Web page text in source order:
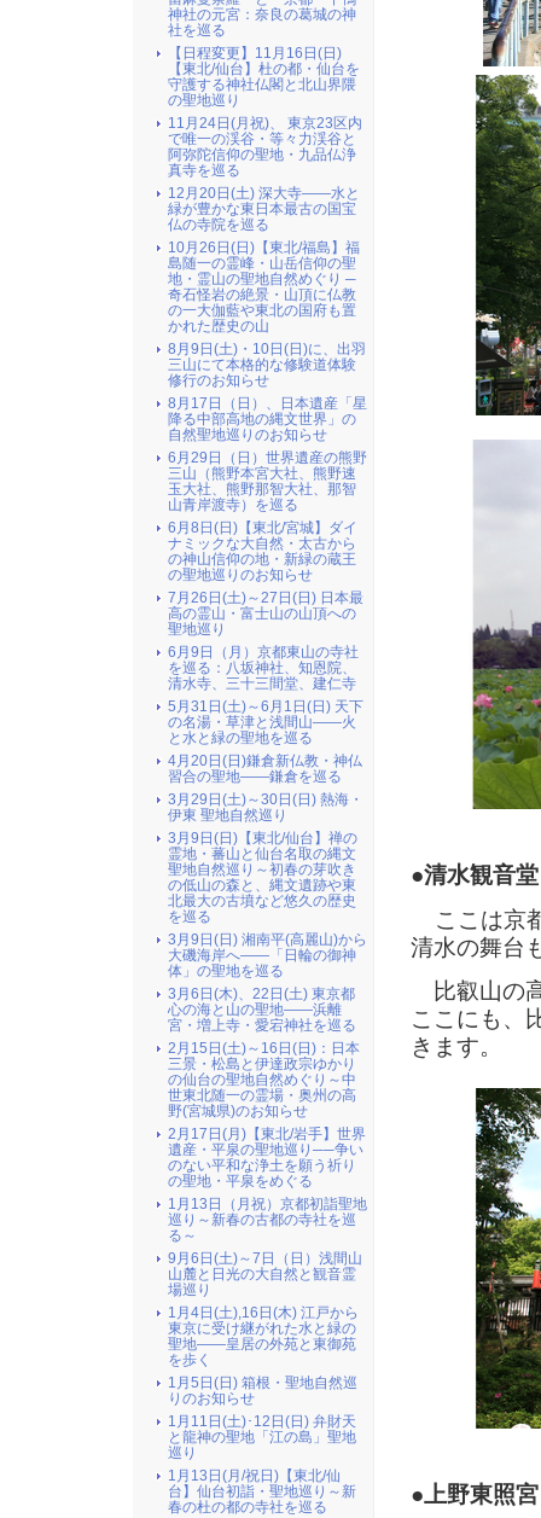
●清水観音堂
ここは京
清水の舞台
比叡山の
ここにも、
きます。
●上野東照宮
神社の元宮：奈良の葛城の神
社を巡る
【日程変更】11月16日(日)
【東北/仙台】杜の都・仙台を
守護する神社仏閣と北山界隈
の聖地巡り
11月24日(月祝)、 東京23区内
で唯一の渓谷・等々力渓谷と
阿弥陀信仰の聖地・九品仏浄
真寺を巡る
12月20日(土) 深大寺――水と
緑が豊かな東日本最古の国宝
仏の寺院を巡る
10月26日(日)【東北/福島】福
島随一の霊峰・山岳信仰の聖
地・霊山の聖地自然めぐり ─
奇石怪岩の絶景・山頂に仏教
の一大伽藍や東北の国府も置
かれた歴史の山
8月9日(土)・10日(日)に、出羽
三山にて本格的な修験道体験
修行のお知らせ
8月17日（日）、日本遺産「星
降る中部高地の縄文世界」の
自然聖地巡りのお知らせ
6月29日（日）世界遺産の熊野
三山（熊野本宮大社、熊野速
玉大社、熊野那智大社、那智
山青岸渡寺）を巡る
6月8日(日)【東北/宮城】ダイ
ナミックな大自然・太古から
の神山信仰の地・新緑の蔵王
の聖地巡りのお知らせ
7月26日(土)～27日(日) 日本最
高の霊山・富士山の山頂への
聖地巡り
6月9日（月）京都東山の寺社
を巡る：八坂神社、知恩院、
清水寺、三十三間堂、建仁寺
5月31日(土)～6月1日(日) 天下
の名湯・草津と浅間山――火
と水と緑の聖地を巡る
4月20日(日)鎌倉新仏教・神仏
習合の聖地――鎌倉を巡る
3月29日(土)～30日(日) 熱海・
伊東 聖地自然巡り
3月9日(日)【東北/仙台】禅の
霊地・蕃山と仙台名取の縄文
聖地自然巡り～初春の芽吹き
の低山の森と、縄文遺跡や東
北最大の古墳など悠久の歴史
を巡る
3月9日(日) 湘南平(高麗山)から
大磯海岸へ――「日輪の御神
体」の聖地を巡る
3月6日(木)、22日(土) 東京都
心の海と山の聖地――浜離
宮・増上寺・愛宕神社を巡る
2月15日(土)～16日(日)：日本
三景・松島と伊達政宗ゆかり
の仙台の聖地自然めぐり～中
世東北随一の霊場・奥州の高
野(宮城県)のお知らせ
2月17日(月)【東北/岩手】世界
遺産・平泉の聖地巡り──争い
のない平和な浄土を願う祈り
の聖地・平泉をめぐる
1月13日（月祝）京都初詣聖地
巡り～新春の古都の寺社を巡
る～
9月6日(土)～7日（日）浅間山
山麓と日光の大自然と観音霊
場巡り
1月4日(土),16日(木) 江戸から
東京に受け継がれた水と緑の
聖地――皇居の外苑と東御苑
を歩く
1月5日(日) 箱根・聖地自然巡
りのお知らせ
1月11日(土)･12日(日) 弁財天
と龍神の聖地「江の島」聖地
巡り
1月13日(月/祝日)【東北/仙
台】仙台初詣・聖地巡り～新
春の杜の都の寺社を巡る